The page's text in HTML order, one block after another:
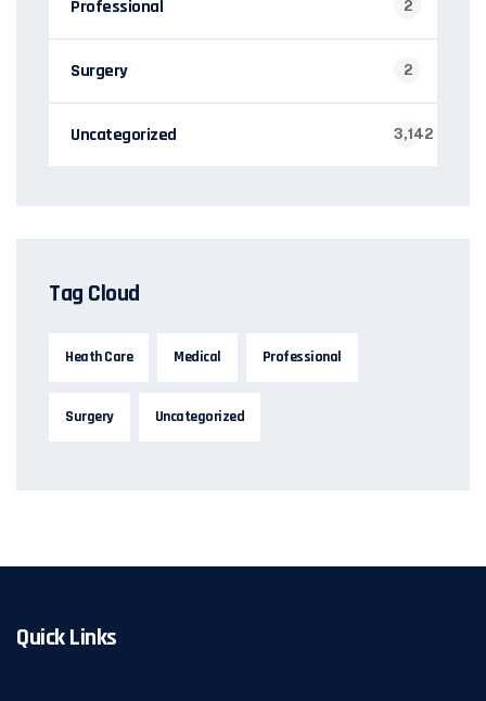
Professional 2
Surgery 2
Uncategorized 3,142
Tag Cloud
Heath Care Medical Professional
Surgery Uncategorized
Quick Links